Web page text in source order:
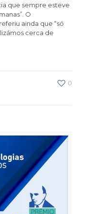
que sempre esteve
O
ainda que “só
cerca de
0